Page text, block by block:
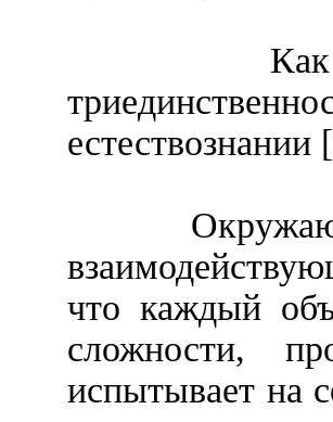
естествознании
что каждый
сложности,
испытывает на